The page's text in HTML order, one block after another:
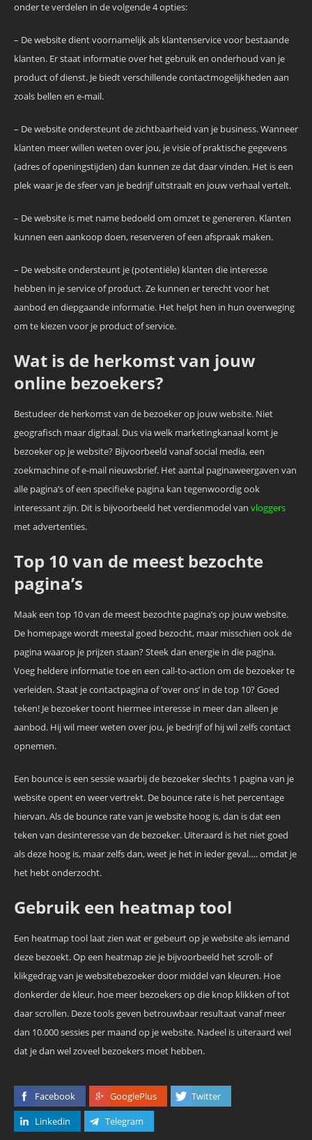
onder te verdelen in de volgende 4 opties:
– De website dient voornamelijk als klantenservice voor bestaande
klanten. Er staat informatie over het gebruik en onderhoud van je
product of dienst. Je biedt verschillende contactmogelijkheden aan
zoals bellen en e-mail.
– De website ondersteunt de zichtbaarheid van je business. Wanneer
klanten meer willen weten over jou, je visie of praktische gegevens
(adres of openingstijden) dan kunnen ze dat daar vinden. Het is een
plek waar je de sfeer van je bedrijf uitstraalt en jouw verhaal vertelt.
– De website is met name bedoeld om omzet te genereren. Klanten
kunnen een aankoop doen, reserveren of een afspraak maken.
– De website ondersteunt je (potentiële) klanten die interesse
hebben in je service of product. Ze kunnen er terecht voor het
aanbod en diepgaande informatie. Het helpt hen in hun overweging
om te kiezen voor je product of service.
Wat is de herkomst van jouw
online bezoekers?
Bestudeer de herkomst van de bezoeker op jouw website. Niet
geografisch maar digitaal. Dus via welk marketingkanaal komt je
bezoeker op je website? Bijvoorbeeld vanaf social media, een
zoekmachine of e-mail nieuwsbrief. Het aantal paginaweergaven van
alle pagina’s of een specifieke pagina kan tegenwoordig ook
interessant zijn. Dit is bijvoorbeeld het verdienmodel van vloggers
met advertenties.
Top 10 van de meest bezochte
pagina’s
Maak een top 10 van de meest bezochte pagina’s op jouw website.
De homepage wordt meestal goed bezocht, maar misschien ook de
pagina waarop je prijzen staan? Steek dan energie in die pagina.
Voeg heldere informatie toe en een call-to-action om de bezoeker te
verleiden. Staat je contactpagina of ‘over ons’ in de top 10? Goed
teken! Je bezoeker toont hiermee interesse in meer dan alleen je
aanbod. Hij wil meer weten over jou, je bedrijf of hij wil zelfs contact
opnemen.
Een bounce is een sessie waarbij de bezoeker slechts 1 pagina van je
website opent en weer vertrekt. De bounce rate is het percentage
hiervan. Als de bounce rate van je website hoog is, dan is dat een
teken van desinteresse van de bezoeker. Uiteraard is het niet goed
als deze hoog is, maar zelfs dan, weet je het in ieder geval…. omdat je
het hebt onderzocht.
Gebruik een heatmap tool
Een heatmap tool laat zien wat er gebeurt op je website als iemand
deze bezoekt. Op een heatmap zie je bijvoorbeeld het scroll- of
klikgedrag van je websitebezoeker door middel van kleuren. Hoe
donkerder de kleur, hoe meer bezoekers op die knop klikken of tot
daar scrollen. Deze tools geven betrouwbaar resultaat vanaf meer
dan 10.000 sessies per maand op je website. Nadeel is uiteraard wel
dat je dan wel zoveel bezoekers moet hebben.
Facebook GooglePlus
Twitter
Linkedin
Telegram